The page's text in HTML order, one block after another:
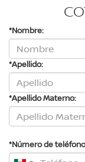
*Nombre:
*Apellido:
*Apellido Materno:
*Número de teléfono